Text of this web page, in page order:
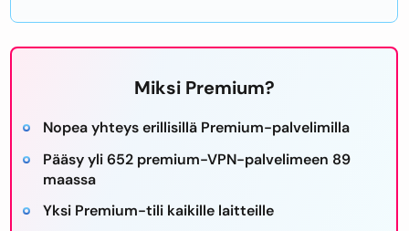
Miksi Premium?
Nopea yhteys erillisillä Premium-palvelimilla
Pääsy yli 652 premium-VPN-palvelimeen 89
maassa
Yksi Premium-tili kaikille laitteille